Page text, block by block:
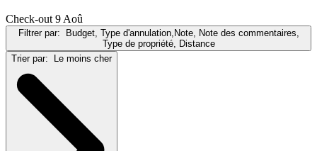
Check-out 9 Aoû
Filtrer par: Budget, Type d'annulation,Note, Note des commentaires,
Type de propriété, Distance
Trier par: Le moins cher